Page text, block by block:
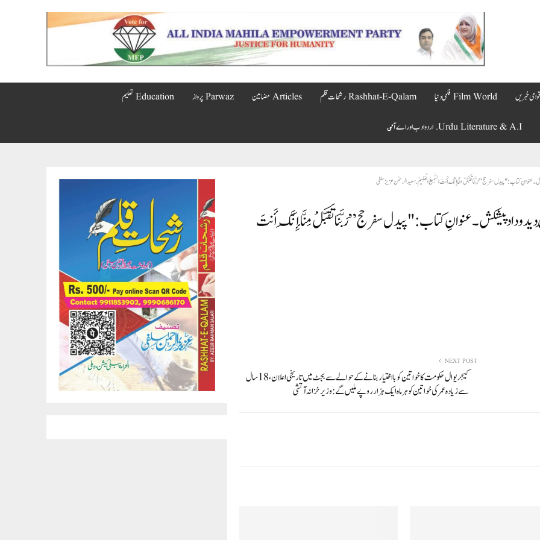
Film World فلمی دنیا Rashhat-E-Qalam رشحات قلم Articles مضامین Parwaz پرواز Education تعلیم
Urdu Literature & A.I. اردو ادب اور اے آٸ
عنوانِ کتاب: "پیدل سفر حج” رَبَّنَا تَقَبَّلْ مِنَّا إِنَّكَ أَنتَ السَّمِيعُ الْعَلِيمُ. سعیدالرحمٰن عزیز سلفی
دید و داد پیشکش۔ عنوانِ کتاب: "پیدل سفر حج” رَبَّنَا تَقَبَّلْ مِنَّا إِنَّكَ أَنتَ
NEXT POST
کیجریوال حکومت کا خواتین کو بااختیار بنانے کے حوالے سے بجٹ میں تاریخی اعلان، 18 سال
سے زیادہ عمر کی خواتین کو ہر ماہ ایک ہزار روپے ملیں گے: وزیر خزانہ آتشی